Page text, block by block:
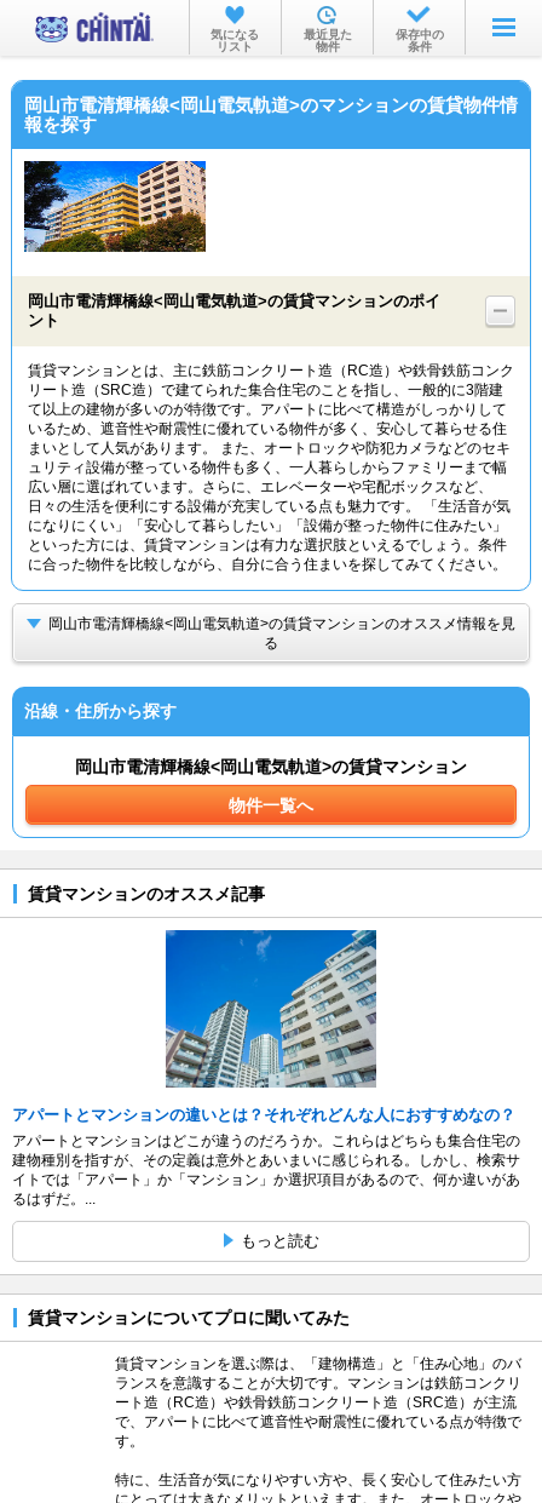
お部屋を探す
沿線・駅から
不動産会社から
気になる
リスト
最近見た
物件
保存中の
条件
岡山市電清輝橋線<岡山電気軌道>のマンションの賃貸物件情
報を探す
岡山市電清輝橋線<岡山電気軌道>の賃貸マンションのポイ
ント
賃貸マンションとは、主に鉄筋コンクリート造（RC造）や鉄骨鉄筋コンク
リート造（SRC造）で建てられた集合住宅のことを指し、一般的に3階建
て以上の建物が多いのが特徴です。アパートに比べて構造がしっかりして
いるため、遮音性や耐震性に優れている物件が多く、安心して暮らせる住
まいとして人気があります。 また、オートロックや防犯カメラなどのセキ
ュリティ設備が整っている物件も多く、一人暮らしからファミリーまで幅
広い層に選ばれています。さらに、エレベーターや宅配ボックスなど、
日々の生活を便利にする設備が充実している点も魅力です。 「生活音が気
になりにくい」「安心して暮らしたい」「設備が整った物件に住みたい」
といった方には、賃貸マンションは有力な選択肢といえるでしょう。条件
に合った物件を比較しながら、自分に合う住まいを探してみてください。
岡山市電清輝橋線<岡山電気軌道>の賃貸マンションのオススメ情報を見
る
沿線・住所から探す
岡山市電清輝橋線<岡山電気軌道>の賃貸マンション
物件一覧へ
賃貸マンションのオススメ記事
アパートとマンションの違いとは？それぞれどんな人におすすめなの？
アパートとマンションはどこが違うのだろうか。これらはどちらも集合住宅の
建物種別を指すが、その定義は意外とあいまいに感じられる。しかし、検索サ
イトでは「アパート」か「マンション」か選択項目があるので、何か違いがあ
るはずだ。...
もっと読む
賃貸マンションについてプロに聞いてみた
賃貸マンションを選ぶ際は、「建物構造」と「住み心地」のバ
ランスを意識することが大切です。マンションは鉄筋コンクリ
ート造（RC造）や鉄骨鉄筋コンクリート造（SRC造）が主流
で、アパートに比べて遮音性や耐震性に優れている点が特徴で
す。
特に、生活音が気になりやすい方や、長く安心して住みたい方
にとっては大きなメリットといえます。また、オートロックや